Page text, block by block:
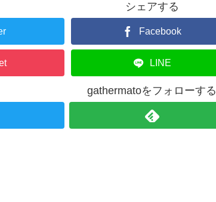
シェアする
Facebook
LINE
gathermatoをフォローする